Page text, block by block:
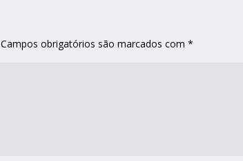
Campos obrigatórios são marcados com*